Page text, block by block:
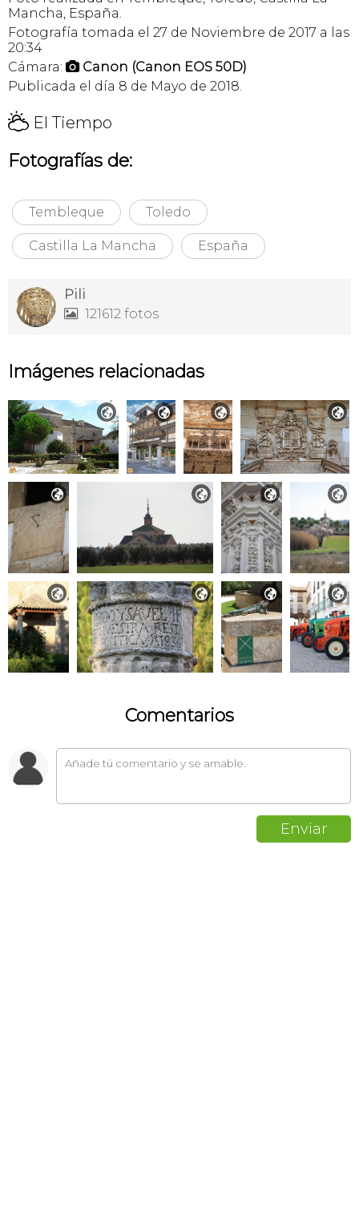
Mancha, España.
Fotografía tomada el 27 de Noviembre de 2017 a las
20:34
Cámara:  Canon (Canon EOS 50D)
Publicada el día 8 de Mayo de 2018.
H El Tiempo
Fotografías de:
Tembleque Toledo
Castilla La Mancha España
Pili
 121612 fotos
Imágenes relacionadas
   
   
   
Comentarios